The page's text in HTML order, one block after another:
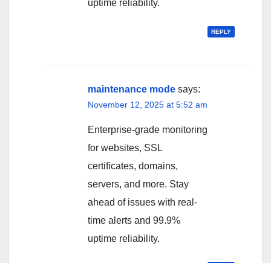
uptime reliability.
REPLY
maintenance mode says:
November 12, 2025 at 5:52 am
Enterprise-grade monitoring
for websites, SSL
certificates, domains,
servers, and more. Stay
ahead of issues with real-
time alerts and 99.9%
uptime reliability.